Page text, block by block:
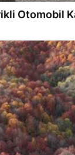
Otomobil